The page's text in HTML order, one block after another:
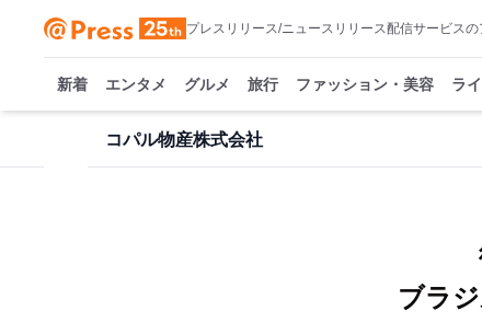
プレスリリース/ニュースリリース配信サービス
新着 エンタメ グルメ 旅行 ファッション・美容 ラ
コパル物産株式会社
ブラ